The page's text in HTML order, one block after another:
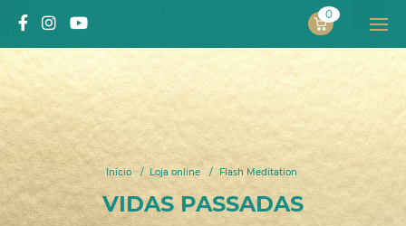
0
INÍCIO
SOBRE MIM
PROJECTOALEXANDRA SOLNADO
Início / Loja online / Flash Meditation
VIDAS PASSADAS